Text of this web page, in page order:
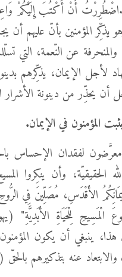
أَنْ أَكْتُبَ إِلَيْكُمْ
3). وهو يذكِّر المؤمنين بأنّ
والمنحرفة عن النّعمة،
لأجل الإيمان، يذكِّرهم
يحذِّر من دينونة الأشرار
المؤمنون في الإيمان.
معرَّضون لفقدان الإحساس
الحقيقيّة، وأن ينكِروا
الأَقْدَسِ، مُصَلِّينَ فِي
هذا، ينبغي أن يكون
عنه بتذكيرهم بالحقّ (يهوذا